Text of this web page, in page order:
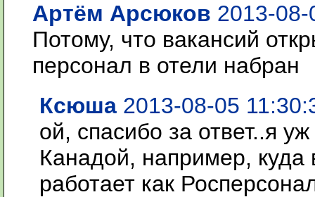
Артём Арсюков 2013-
Потому, что вакансий
персонал в отели набран
Ксюша 2013-08-05
ой, спасибо за ответ..я
Канадой, например,
работает как